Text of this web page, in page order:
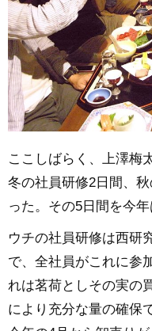
ここしばらく、上澤梅
冬の社員研修2日間、
った。その5日間を今年
ウチの社員研修は西研
で、全社員がこれに参
れは茗荷としその実の
により充分な量の確保